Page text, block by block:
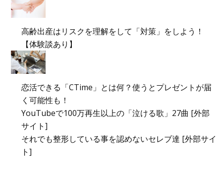
高齢出産はリスクを理解をして「対策」をしよう！
【体験談あり】
恋活できる「CTime」とは何？使うとプレゼントが届
く可能性も！
YouTubeで100万再生以上の「泣ける歌」27曲 [外部
サイト]
それでも整形している事を認めないセレブ達 [外部サイ
ト]